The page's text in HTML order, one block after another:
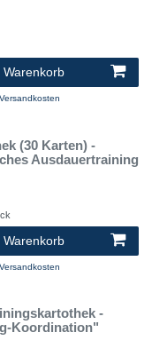
Warenkorb
Versandkosten
(30 Karten) -
Ausdauertraining
Warenkorb
Versandkosten
-
Koordination"